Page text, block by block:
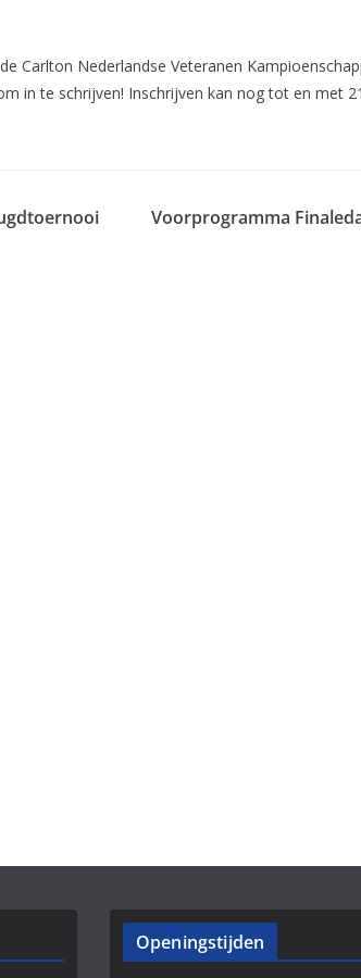
Carlton Nederlandse Veteranen
in te schrijven! Inschrijven kan nog tot en met
Voorprogramma
Openingstijden